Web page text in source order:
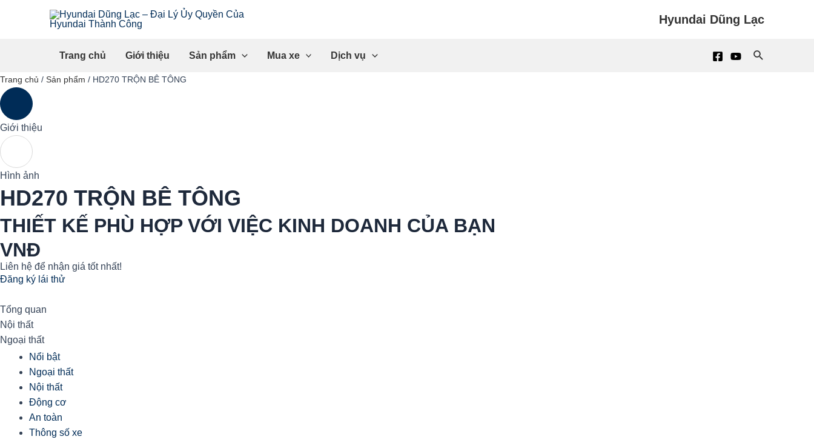
Hyundai Dũng Lạc
Trang chủ Giới thiệu Sản phẩm Mua xe Dịch vụ Search
Trang chủ / Sản phẩm / HD270 TRỘN BÊ TÔNG
Giới thiệu
Hình ảnh
HD270 TRỘN BÊ TÔNG
THIẾT KẾ PHÙ HỢP VỚI VIỆC KINH DOANH CỦA BẠN
VNĐ
Liên hệ để nhận giá tốt nhất!
Đăng ký lái thử
Tổng quan
Nội thất
Ngoại thất
Nổi bật
Ngoại thất
Nội thất
Động cơ
An toàn
Thông số xe